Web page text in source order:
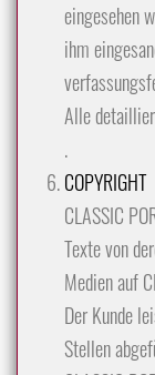
eingesehen
ihm
Alle
.
COPYRIGHT
CLASSIC
Texte von
Medien auf
Der Kunde
Stellen